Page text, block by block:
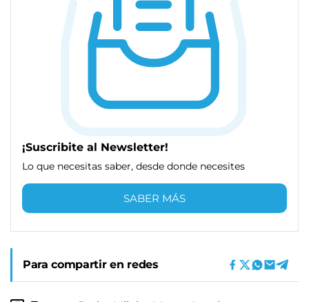
¡Suscribite al Newsletter!
Lo que necesitas saber, desde donde necesites
SABER MÁS
Para compartir en redes